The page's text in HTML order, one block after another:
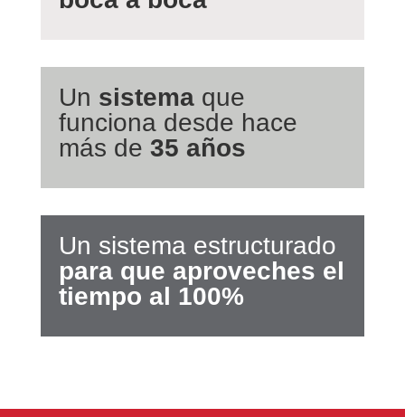
Un sistemaque
funciona desde hace
más de 35 años
Un sistema estructurado
para que aproveches el
tiempo al 100%